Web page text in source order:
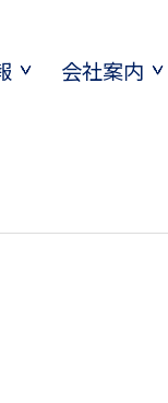
会社案内